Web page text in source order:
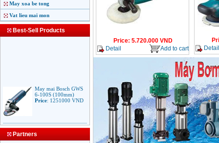
May xoa be tong
Vat lieu mai mon
Best-Sell Products
May mai Bosch GWS
6-100S (100mm)
Price:1251000VND
May mai Makita
9553B (100mm)
710W
Partners
Price: 5.720.000 VND
Detail
Add to cart
Detail